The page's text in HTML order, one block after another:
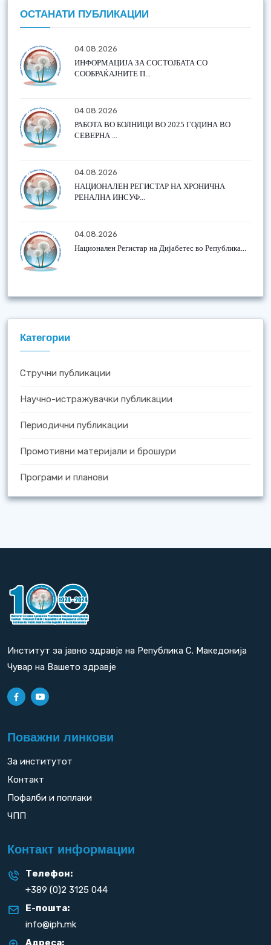
ОСТАНАТИ ПУБЛИКАЦИИ
04.08.2026
ИНФОРМАЦИЈА ЗА СОСТОЈБАТА СО
СООБРАЌАЈНИТЕ П...
04.08.2026
РАБОТА ВО БОЛНИЦИ ВО 2025 ГОДИНА ВО
СЕВЕРНА ...
04.08.2026
НАЦИОНАЛЕН РЕГИСТАР НА ХРОНИЧНА
РЕНАЛНА ИНСУФ...
04.08.2026
Национален Регистар на Дијабетес во Република...
Категории
Стручни публикации
Научно-истражувачки публикации
Периодични публикации
Промотивни материјали и брошури
Програми и планови
Институт за јавно здравје на Република С. Македонија
Чувар на Вашето здравје
Поважни линкови
За институтот
Контакт
Пофалби и поплаки
ЧПП
Контакт информации
Телефон:
+389 (0)2 3125 044
Е-пошта:
info@iph.mk
Адреса: